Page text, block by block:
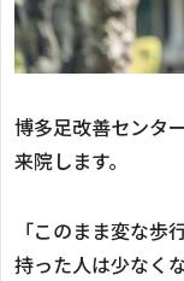
博多足改善センタ
来院します。
「このまま変な
持った人は少なく